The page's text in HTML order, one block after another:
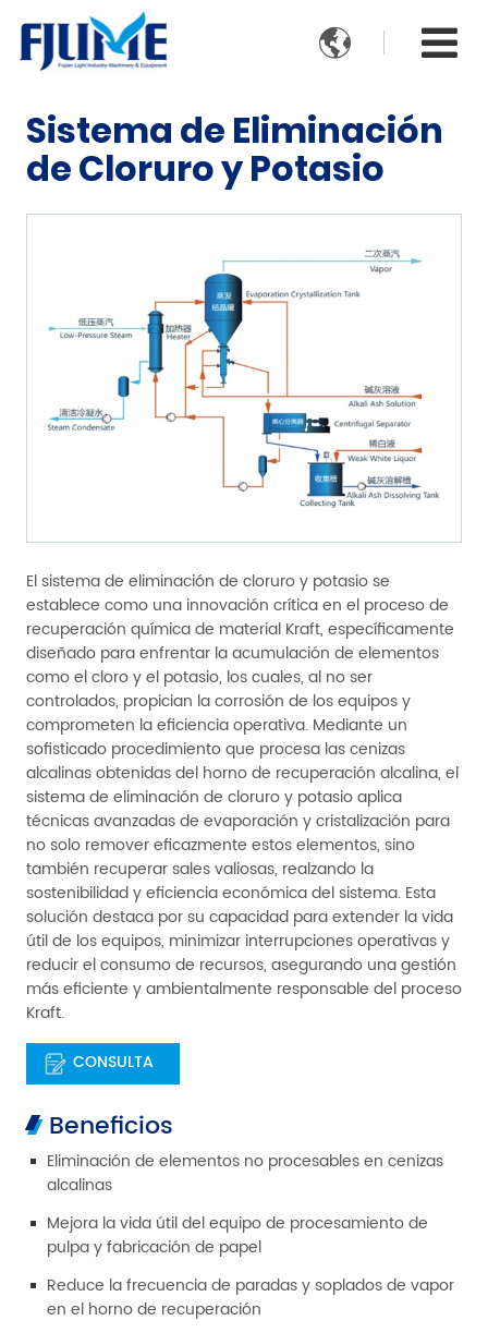

Sistema de Eliminación
de Cloruro y Potasio
El sistema de eliminación de cloruro y potasio se
establece como una innovación crítica en el proceso de
recuperación química de material Kraft, específicamente
diseñado para enfrentar la acumulación de elementos
como el cloro y el potasio, los cuales, al no ser
controlados, propician la corrosión de los equipos y
comprometen la eficiencia operativa. Mediante un
sofisticado procedimiento que procesa las cenizas
alcalinas obtenidas del horno de recuperación alcalina, el
sistema de eliminación de cloruro y potasio aplica
técnicas avanzadas de evaporación y cristalización para
no solo remover eficazmente estos elementos, sino
también recuperar sales valiosas, realzando la
sostenibilidad y eficiencia económica del sistema. Esta
solución destaca por su capacidad para extender la vida
útil de los equipos, minimizar interrupciones operativas y
reducir el consumo de recursos, asegurando una gestión
más eficiente y ambientalmente responsable del proceso
Kraft.
CONSULTA
Beneficios
Eliminación de elementos no procesables en cenizas
alcalinas
Mejora la vida útil del equipo de procesamiento de
pulpa y fabricación de papel
Reduce la frecuencia de paradas y soplados de vapor
en el horno de recuperación